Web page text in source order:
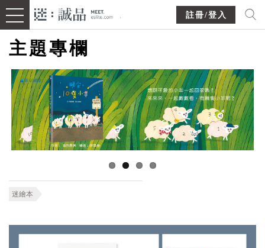
註冊/登入
主題專欄
迷繪本